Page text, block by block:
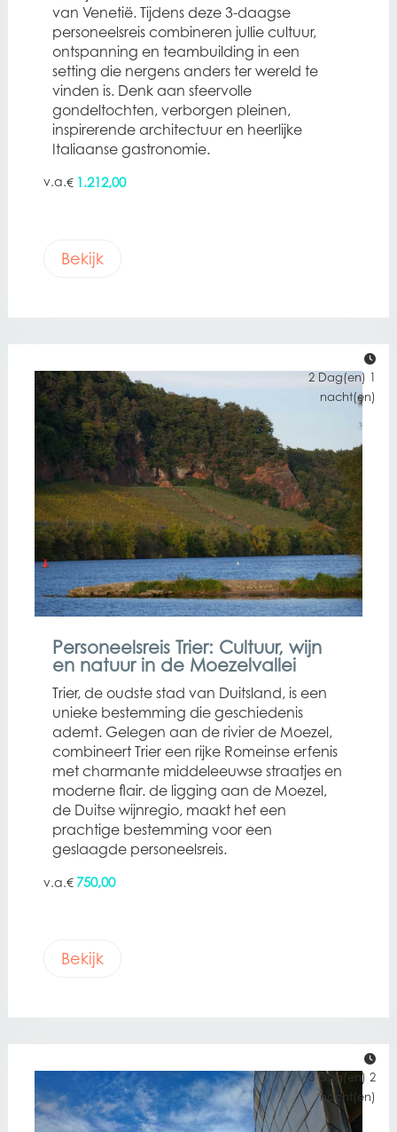
van Venetië. Tijdens deze 3-daagse
personeelsreis combineren jullie cultuur,
ontspanning en teambuilding in een
setting die nergens anders ter wereld te
vinden is. Denk aan sfeervolle
gondeltochten, verborgen pleinen,
inspirerende architectuur en heerlijke
Italiaanse gastronomie.
€ 1.212,00
Bekijk
Personeelsreis Trier: Cultuur, wijn
en natuur in de Moezelvallei
Trier, de oudste stad van Duitsland, is een
unieke bestemming die geschiedenis
ademt. Gelegen aan de rivier de Moezel,
combineert Trier een rijke Romeinse erfenis
met charmante middeleeuwse straatjes en
moderne flair. de ligging aan de Moezel,
de Duitse wijnregio, maakt het een
prachtige bestemming voor een
geslaagde personeelsreis.
2 Dag(en) 1
nacht(en)
€ 750,00
Bekijk
3 Dag(en) 2
nacht(en)